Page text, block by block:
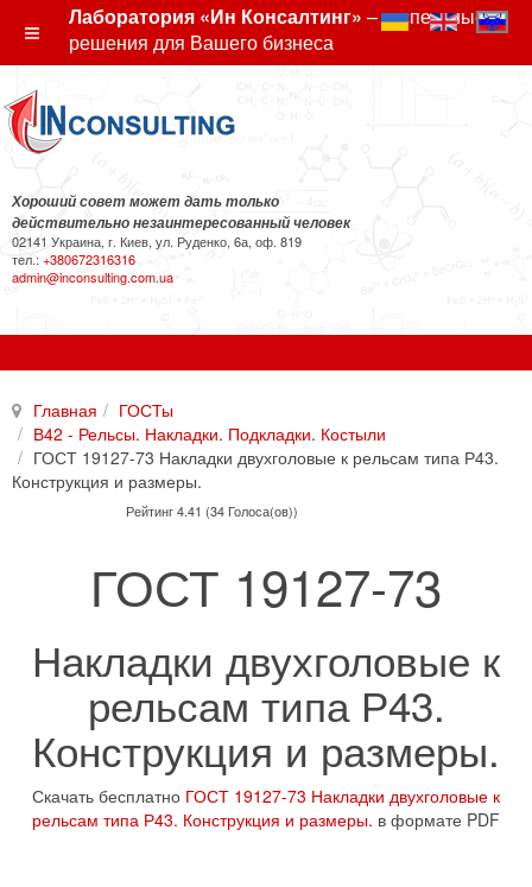
Лаборатория «Ин Консалтинг» – экспертные
решения для Вашего бизнеса
Хороший совет может дать только
действительно незаинтересованный человек
02141 Украина, г. Киев, ул. Руденко, 6а, оф. 819
тел.: +380672316316
admin@inconsulting.com.ua
Главная
ГОСТы
В42 - Рельсы. Накладки. Подкладки. Костыли
ГОСТ 19127-73 Накладки двухголовые к рельсам типа Р43.
Конструкция и размеры.
Рейтинг 4.41 (34 Голоса(ов))
ГОСТ 19127-73
Накладки двухголовые к
рельсам типа Р43.
Конструкция и размеры.
Скачать бесплатно ГОСТ 19127-73 Накладки двухголовые к
рельсам типа Р43. Конструкция и размеры. в формате PDF